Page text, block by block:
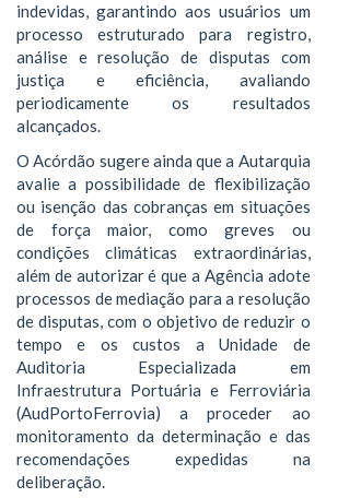
indevidas, garantindo aos usuários um
processo estruturado para registro,
análise e resolução de disputas com
justiça e eficiência, avaliando
periodicamente os resultados
alcançados.
O Acórdão sugere ainda que a Autarquia
avalie a possibilidade de flexibilização
ou isenção das cobranças em situações
de força maior, como greves ou
condições climáticas extraordinárias,
além de autorizar é que a Agência adote
processos de mediação para a resolução
de disputas, com o objetivo de reduzir o
tempo e os custos a Unidade de
Auditoria Especializada em
Infraestrutura Portuária e Ferroviária
(AudPortoFerrovia) a proceder ao
monitoramento da determinação e das
recomendações expedidas na
deliberação.